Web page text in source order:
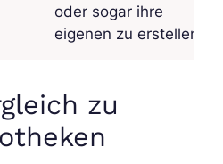
oder sogar ihre
eigenen zu erstellen.
zu